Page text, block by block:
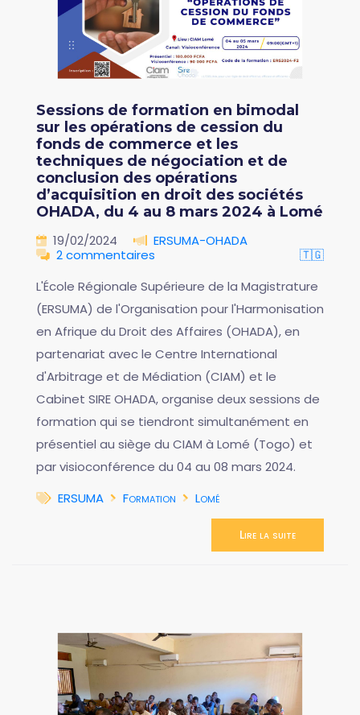
Sessions de formation en bimodal
sur les opérations de cession du
fonds de commerce et les
techniques de négociation et de
conclusion des opérations
d’acquisition en droit des sociétés
OHADA, du 4 au 8 mars 2024 à Lomé
19/02/2024
ERSUMA-OHADA
2 commentaires
🇹🇬
L'École Régionale Supérieure de la Magistrature
(ERSUMA) de l'Organisation pour l'Harmonisation
en Afrique du Droit des Affaires (OHADA), en
partenariat avec le Centre International
d'Arbitrage et de Médiation (CIAM) et le
Cabinet SIRE OHADA, organise deux sessions de
formation qui se tiendront simultanément en
présentiel au siège du CIAM à Lomé (Togo) et
par visioconférence du 04 au 08 mars 2024.
ERSUMA
Formation Lomé
Lire la suite